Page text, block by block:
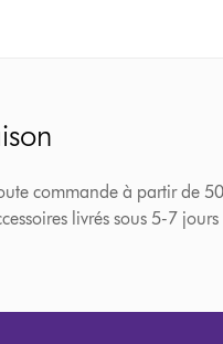
commande à partir de
livrés sous 5-7